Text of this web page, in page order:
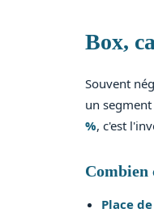
Box,
Souvent
un
%, c'est
Combien
Place